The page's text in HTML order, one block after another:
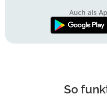
Auch als
So